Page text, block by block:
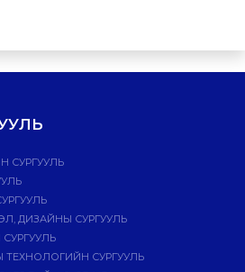
СУРГУУЛЬ
ДИЗАЙНЫ СУРГУУЛЬ
СУРГУУЛЬ